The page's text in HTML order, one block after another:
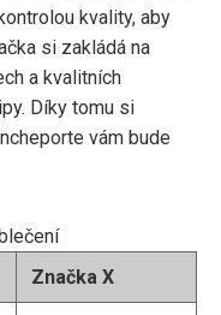
kvality, aby
si zakládá na
a kvalitních
Díky tomu si
vám bude
Značka X